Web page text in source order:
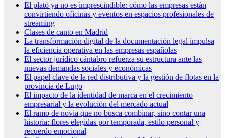
El plató ya no es imprescindible: cómo las empresas están
convirtiendo oficinas y eventos en espacios profesionales de
streaming
Clases de canto en Madrid
La transformación digital de la documentación legal impulsa
la eficiencia operativa en las empresas españolas
El sector jurídico cántabro refuerza su estructura ante las
nuevas demandas sociales y económicas
El papel clave de la red distributiva y la gestión de flotas en la
provincia de Lugo
El impacto de la identidad de marca en el crecimiento
empresarial y la evolución del mercado actual
El ramo de novia que no busca combinar, sino contar una
historia: flores elegidas por temporada, estilo personal y
recuerdo emocional